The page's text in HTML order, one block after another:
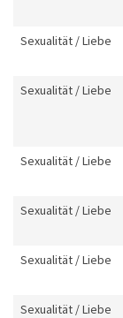
Sexualität / Liebe
Sexualität / Liebe
Sexualität / Liebe
Sexualität / Liebe
Sexualität / Liebe
Sexualität / Liebe